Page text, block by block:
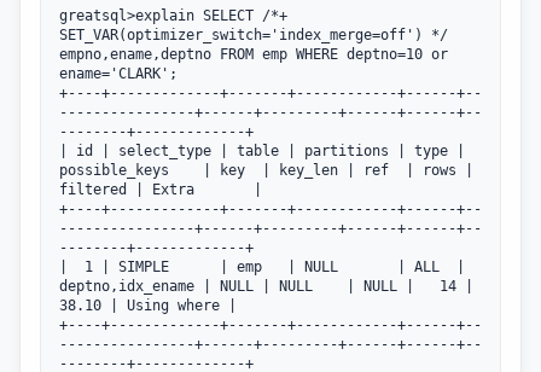
greatsql>explain SELECT /*+
SET_VAR(optimizer_switch='index_merge=off') */
empno,ename,deptno FROM emp WHERE deptno=10 or
ename='CLARK';
+----+-------------+-------+------------+------+--
----------------+------+---------+------+------+--
--------+-------------+
| id | select_type | table | partitions | type |
possible_keys    | key  | key_len | ref  | rows |
filtered | Extra       |
+----+-------------+-------+------------+------+--
----------------+------+---------+------+------+--
--------+-------------+
|  1 | SIMPLE      | emp   | NULL       | ALL  |
deptno,idx_ename | NULL | NULL    | NULL |   14 |
38.10 | Using where |
+----+-------------+-------+------------+------+--
----------------+------+---------+------+------+--
--------+-------------+